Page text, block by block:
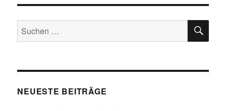
Suche
nach:
NEUESTE BEITRÄGE